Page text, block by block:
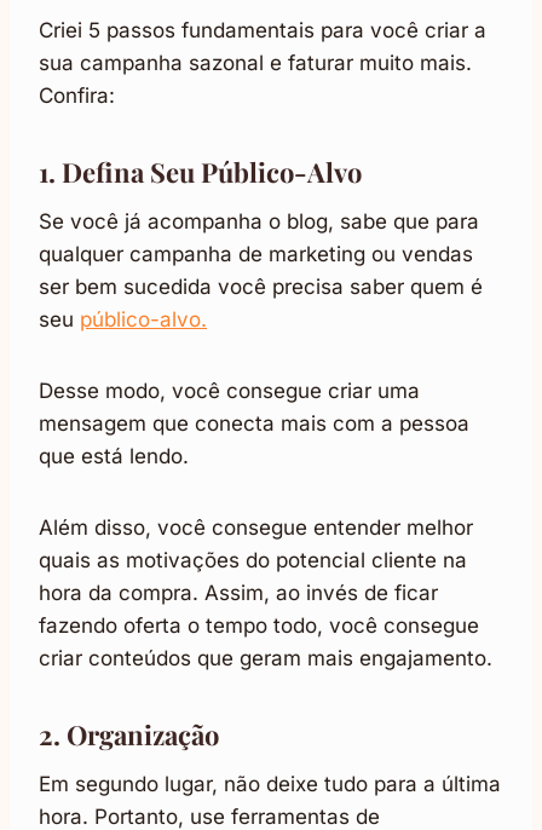
Criei 5 passos fundamentais para você criar a
sua campanha sazonal e faturar muito mais.
Confira:
1. Defina Seu Público-Alvo
Se você já acompanha o blog, sabe que para
qualquer campanha de marketing ou vendas
ser bem sucedida você precisa saber quem é
seu público-alvo.
Desse modo, você consegue criar uma
mensagem que conecta mais com a pessoa
que está lendo.
Além disso, você consegue entender melhor
quais as motivações do potencial cliente na
hora da compra. Assim, ao invés de ficar
fazendo oferta o tempo todo, você consegue
criar conteúdos que geram mais engajamento.
2. Organização
Em segundo lugar, não deixe tudo para a última
hora. Portanto, use ferramentas de